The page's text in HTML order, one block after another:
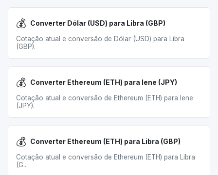
💰 Converter Dólar (USD) para Libra (GBP)
Cotação atual e conversão de Dólar (USD) para Libra
(GBP).
💰 Converter Ethereum (ETH) para Iene (JPY)
Cotação atual e conversão de Ethereum (ETH) para Iene
(JPY).
💰 Converter Ethereum (ETH) para Libra (GBP)
Cotação atual e conversão de Ethereum (ETH) para Libra
(G...